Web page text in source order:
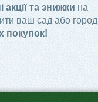
акції та знижки на
ваш сад або город
покупок!